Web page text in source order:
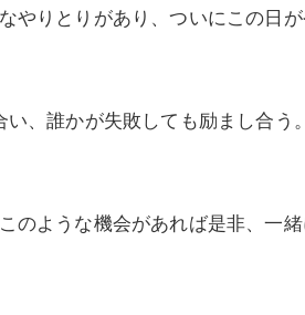
やりとりがあり、ついにこの日が
、誰かが失敗しても励まし合う
のような機会があれば是非、一